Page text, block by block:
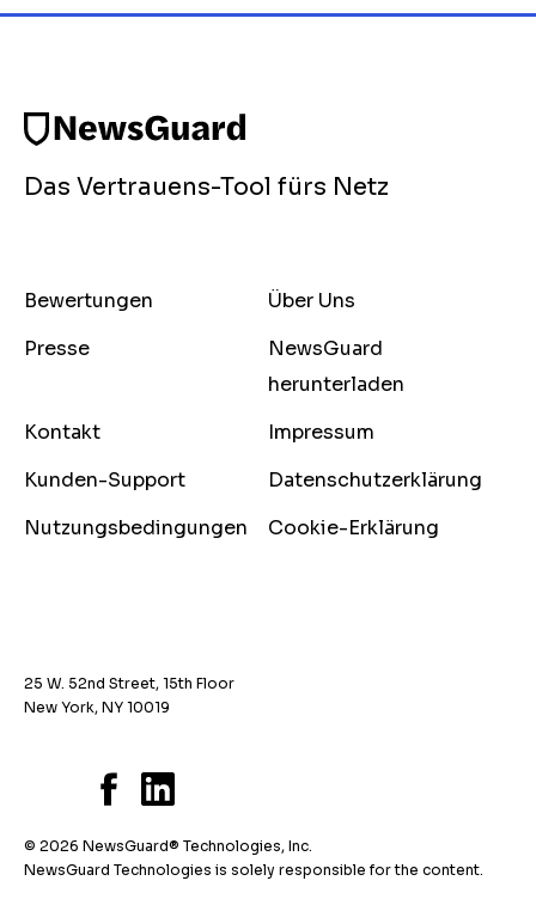
Das Vertrauens-Tool fürs Netz
Bewertungen
Über Uns
Presse
NewsGuard
herunterladen
Kontakt
Impressum
Kunden-Support
Datenschutzerklärung
Nutzungsbedingungen
Cookie-Erklärung
25 W. 52nd Street, 15th Floor
New York, NY 10019
© 2026 NewsGuard® Technologies, Inc.
NewsGuard Technologies is solely responsible for the content.